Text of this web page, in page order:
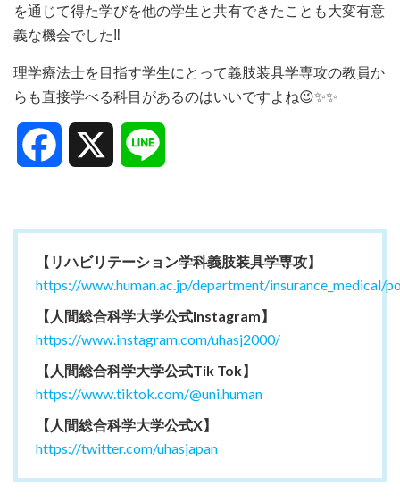
を通じて得た学びを他の学生と共有できたことも大変有意
義な機会でした‼
理学療法士を目指す学生にとって義肢装具学専攻の教員か
らも直接学べる科目があるのはいいですよね😉✨✨
Facebook
【リハビリテーション学科義肢装具学専攻】
https://www.human.ac.jp/department/insurance_medical/
【人間総合科学大学公式Instagram】
https://www.instagram.com/uhasj2000/
【人間総合科学大学公式Tik Tok】
https://www.tiktok.com/@uni.human
【人間総合科学大学公式X】
https://twitter.com/uhasjapan